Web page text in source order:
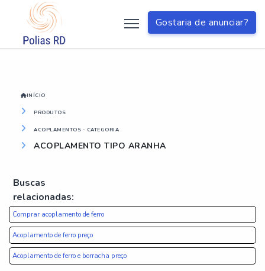
Gostaria de anunciar?
INÍCIO
PRODUTOS
ACOPLAMENTOS - CATEGORIA
ACOPLAMENTO TIPO ARANHA
Buscas
relacionadas:
Comprar acoplamento de ferro
Acoplamento de ferro preço
Acoplamento de ferro e borracha preço